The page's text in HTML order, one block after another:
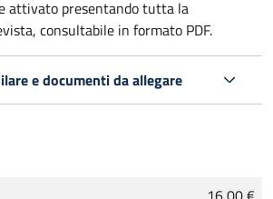
attivato presentando tutta la
consultabile in formato PDF.
e documenti da allegare